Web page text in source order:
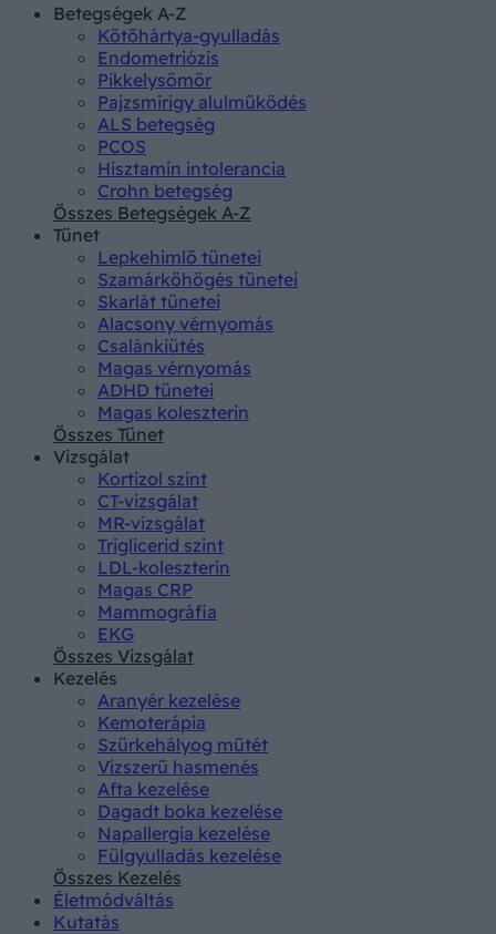
Betegségek A-Z
Kötőhártya-gyulladás
Endometriózis
Pikkelysömör
Pajzsmirigy alulműködés
ALS betegség
PCOS
Hisztamin intolerancia
Crohn betegség
Összes Betegségek A-Z
Tünet
Lepkehimlő tünetei
Szamárköhögés tünetei
Skarlát tünetei
Alacsony vérnyomás
Csalánkiütés
Magas vérnyomás
ADHD tünetei
Magas koleszterin
Összes Tünet
Vizsgálat
Kortizol szint
CT-vizsgálat
MR-vizsgálat
Triglicerid szint
LDL-koleszterin
Magas CRP
Mammográfia
EKG
Összes Vizsgálat
Kezelés
Aranyér kezelése
Kemoterápia
Szürkehályog műtét
Vízszerű hasmenés
Afta kezelése
Dagadt boka kezelése
Napallergia kezelése
Fülgyulladás kezelése
Összes Kezelés
Életmódváltás
Kutatás